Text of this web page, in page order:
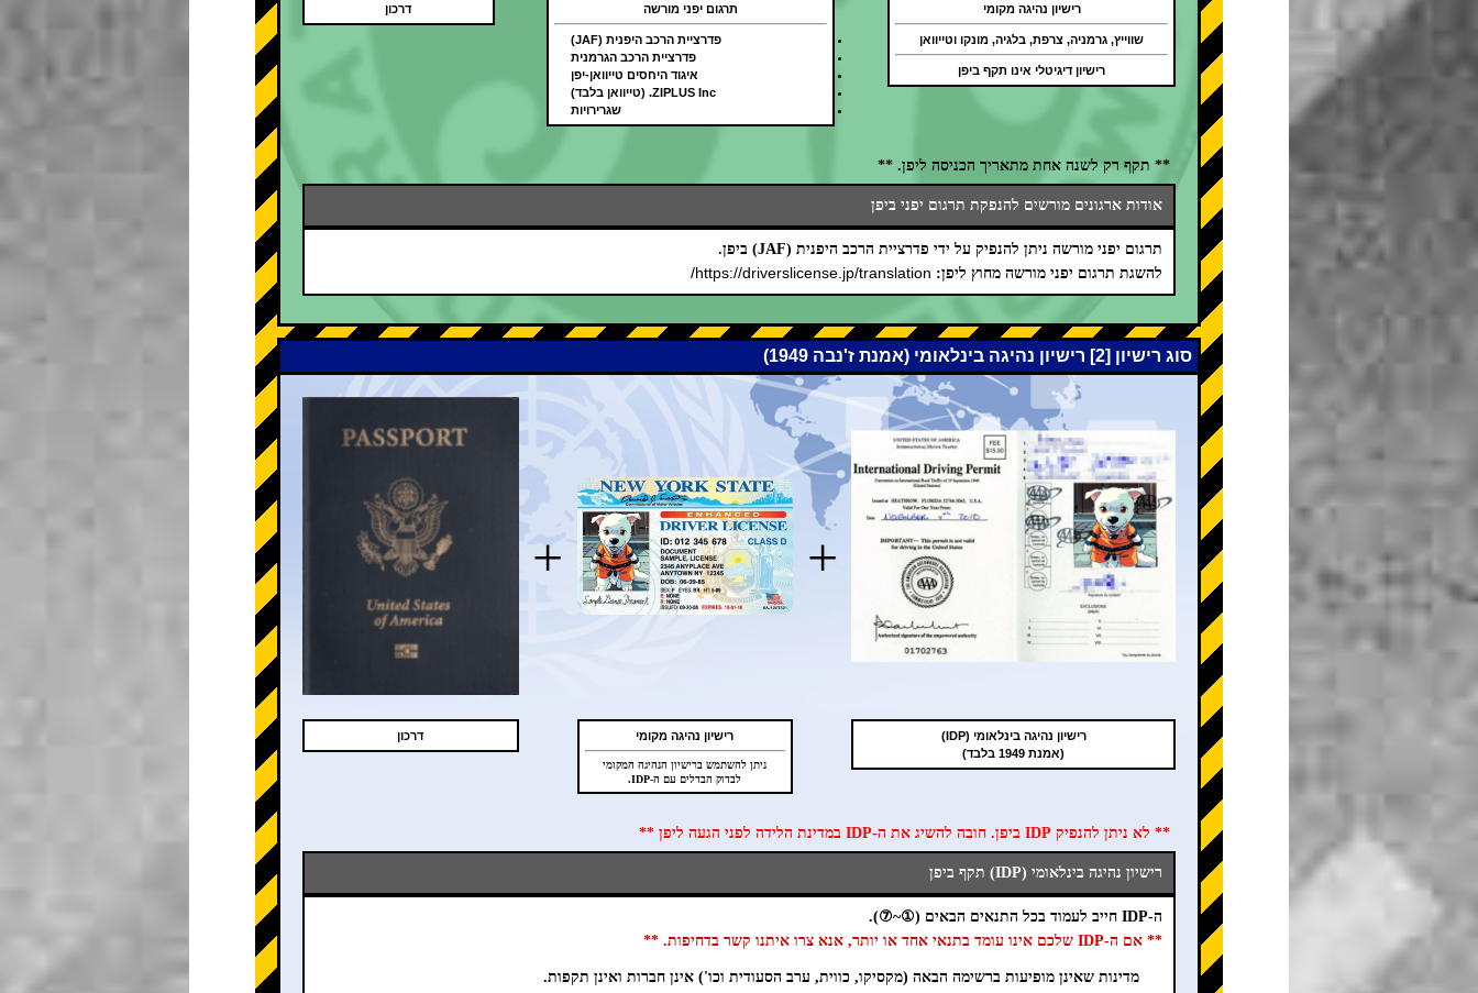
רישיון נהיגה מקומי
שווייץ, גרמניה, צרפת, בלגיה, מונקו וטייוואן
רישיון דיגיטלי אינו תקף ביפן
תרגום יפני מורשה
פדרציית הרכב היפנית (JAF)
פדרציית הרכב הגרמנית
איגוד היחסים טייוואן-יפן
ZIPLUS Inc. (טייוואן בלבד)
שגרירויות
דרכון
** תקף רק לשנה אחת מתאריך הכניסה ליפן. **
אודות ארגונים מורשים להנפקת תרגום יפני ביפן
תרגום יפני מורשה ניתן להנפיק על ידי פדרציית הרכב היפנית (JAF) ביפן.
להשגת תרגום יפני מורשה מחוץ ליפן: https://driverslicense.jp/translation/
סוג רישיון [2] רישיון נהיגה בינלאומי (אמנת ז'נבה 1949)
+
+
רישיון נהיגה בינלאומי (IDP)
(אמנת 1949 בלבד)
רישיון נהיגה מקומי
ניתן להשתמש ברישיון הנהיגה המקומי
לבדוק הבדלים עם ה-IDP.
דרכון
** לא ניתן להנפיק IDP ביפן. חובה להשיג את ה-IDP במדינת הלידה לפני הגעה ליפן **
רישיון נהיגה בינלאומי (IDP) תקף ביפן
ה-IDP חייב לעמוד בכל התנאים הבאים (①~⑦).
** אם ה-IDP שלכם אינו עומד בתנאי אחד או יותר, אנא צרו איתנו קשר בדחיפות. **
מדינות שאינן מופיעות ברשימה הבאה (מקסיקו, כווית, ערב הסעודית וכו') אינן חברות ואינן תקפות.